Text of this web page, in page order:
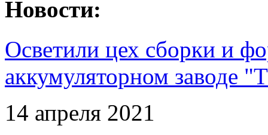
Новости:
Осветили цех сборки и
аккумуляторном заводе
14 апреля 2021